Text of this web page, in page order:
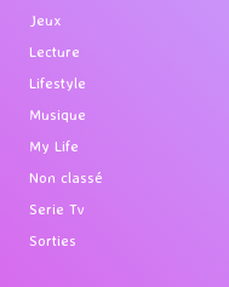
Jeux
Lecture
Lifestyle
Musique
My Life
Non classé
Serie Tv
Sorties